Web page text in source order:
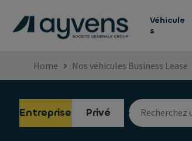
Véhicule
s
Home Nos véhicules Business Lease
Entreprise Privé